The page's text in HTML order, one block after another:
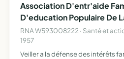
Association D'entr'aide
D'education Populaire De
RNA W593008222 · Santé et
1957
Veiller a la défense des intérêts